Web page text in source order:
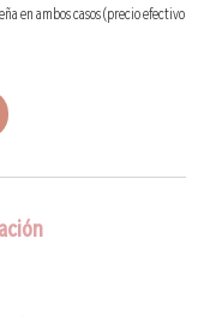
en ambos casos (precio efectivo